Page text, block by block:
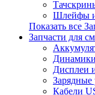
Шлейфы и
Показать все
Запчасти для
Дисплеи
Зарядные
Кабели